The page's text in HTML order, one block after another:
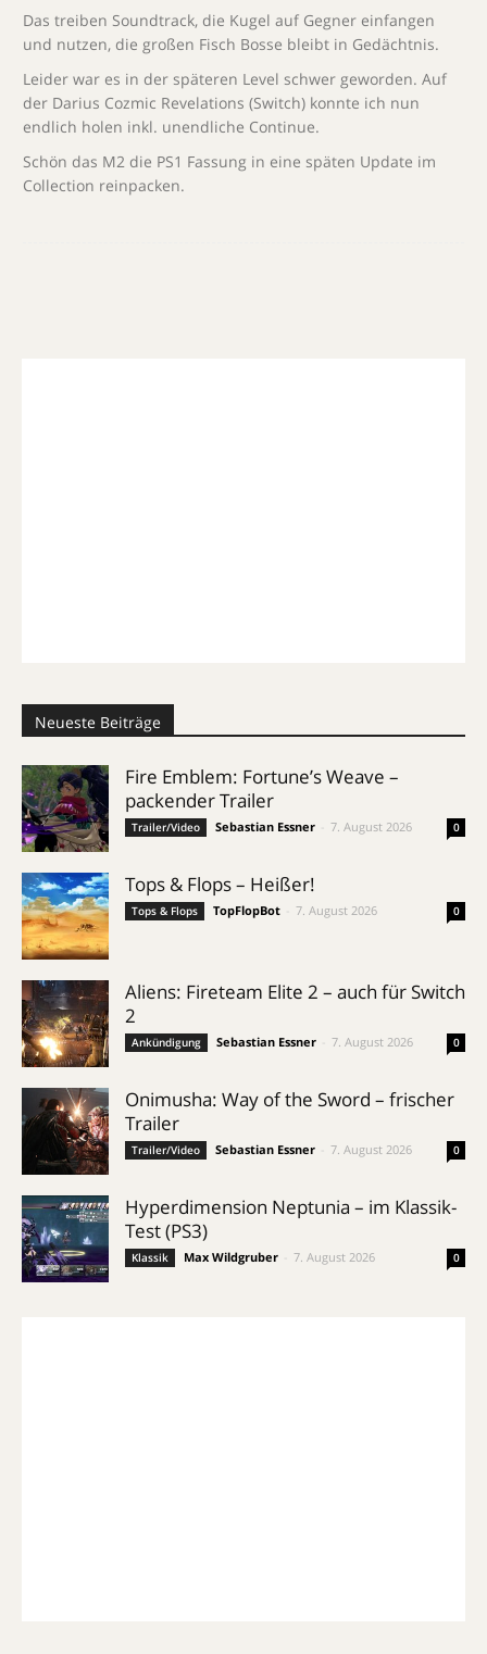
Das treiben Soundtrack, die Kugel auf Gegner einfangen
und nutzen, die großen Fisch Bosse bleibt in Gedächtnis.
Leider war es in der späteren Level schwer geworden. Auf
der Darius Cozmic Revelations (Switch) konnte ich nun
endlich holen inkl. unendliche Continue.
Schön das M2 die PS1 Fassung in eine späten Update im
Collection reinpacken.
Neueste Beiträge
Fire Emblem: Fortune’s Weave –
packender Trailer
Trailer/Video Sebastian Essner 7. August 2026 0
Tops & Flops – Heißer!
Tops & Flops TopFlopBot 7. August 2026 0
Aliens: Fireteam Elite 2 – auch für Switch
2
Ankündigung Sebastian Essner 7. August 2026 0
Onimusha: Way of the Sword – frischer
Trailer
Trailer/Video Sebastian Essner 7. August 2026 0
Hyperdimension Neptunia – im Klassik-
Test (PS3)
Klassik Max Wildgruber 7. August 2026 0